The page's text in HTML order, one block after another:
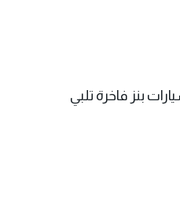
بنز فاخرة تلبي